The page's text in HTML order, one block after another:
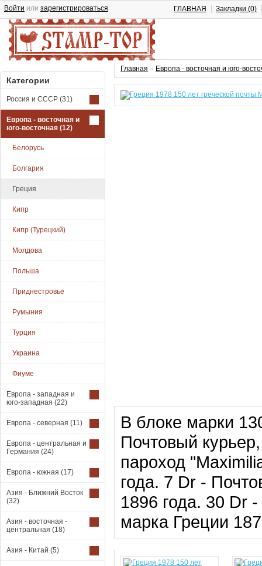
Войти или зарегистрироваться ГЛАВНАЯ Закладки (0)
Категории
Россия и СССР (31)
Европа - восточная и
юго-восточная (12)
Белорусь
Болгария
Греция
Кипр
Кипр (Турецкий)
Молдова
Польша
Приднестровье
Румыния
Турция
Украина
Фиуме
Европа - западная и
юго-западная (22)
Европа - северная (11)
Европа - центральная и
Германия (24)
Европа - южная (17)
Азия - Ближний Восток
(32)
Азия - восточная -
центральная (18)
Азия - Китай (5)
Главная » Европа - восточная и юго-
В блоке марки
Почтовый
пароход
года. 7 Dr -
1896 года. 30 Dr
марка Греции